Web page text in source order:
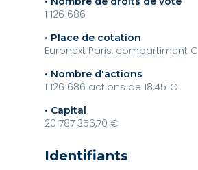
1 126 686
• Place de cotation
Euronext Paris, compartiment C
• Nombre d'actions
1 126 686 actions de 18,45 €
• Capital
20 787 356,70 €
Identifiants